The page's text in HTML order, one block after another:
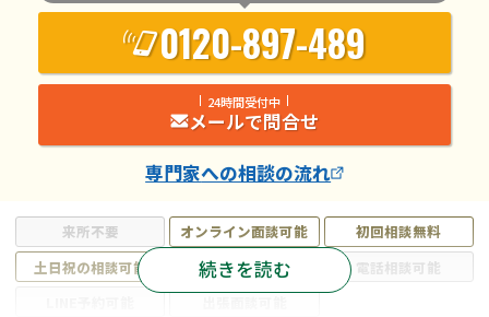
来所不要 オンライン面談可能
初回相談無料
土日祝の相談可能
19時以降電話可能
電話相談可能
続きを読む
0120-897-489
24時間受付中
メールで問合せ
専門家への相談の流れ